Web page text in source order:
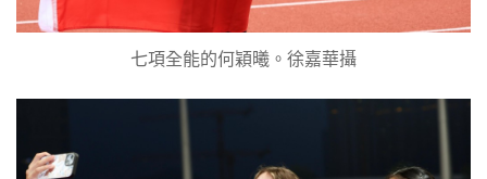
七項全能的何穎曦。徐嘉華攝